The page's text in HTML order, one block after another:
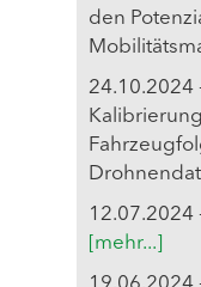
den
24.10.2024
12.07.2024
[mehr...]